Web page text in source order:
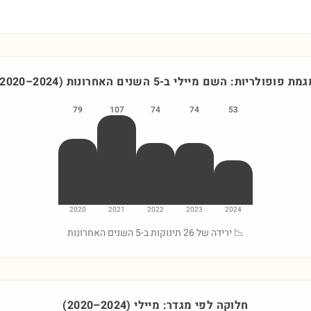
פופולריות: השם מייליב-5 השנים האחרונות 2020–2024)
53
2024
74
2023
74
2022
107
2021
79
2020
📉 ירידה של 26 תינוקות ב-5 השנים האחרונות
חלוקה לפי מגדר: מיילי (2020–2024)